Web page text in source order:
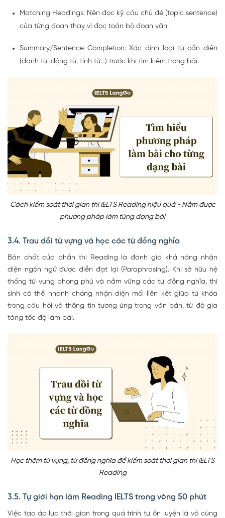
Matching Headings: Nên đọc kỹ câu chủ đề (topic sentence)
của từng đoạn thay vì đọc toàn bộ đoạn văn.
Summary/Sentence Completion: Xác định loại từ cần điền
(danh từ, động từ, tính từ...) trước khi tìm kiếm trong bài.
Cách kiểm soát thời gian thi IELTS Reading hiệu quả - Nắm được
phương pháp làm từng dạng bài
3.4. Trau dồi từ vựng và học các từ đồng nghĩa
Bản chất của phần thi Reading là đánh giá khả năng nhận
diện ngôn ngữ được diễn đạt lại (Paraphrasing). Khi sở hữu hệ
thống từ vựng phong phú và nắm vững các từ đồng nghĩa, thí
sinh có thể nhanh chóng nhận diện mối liên kết giữa từ khóa
trong câu hỏi và thông tin tương ứng trong văn bản, từ đó gia
tăng tốc độ làm bài.
Học thêm từ vựng, từ đồng nghĩa để kiểm soát thời gian thi IELTS
Reading
3.5. Tự giới hạn làm Reading IELTS trong vòng 50 phút
Việc tạo áp lực thời gian trong quá trình tự ôn luyện là vô cùng